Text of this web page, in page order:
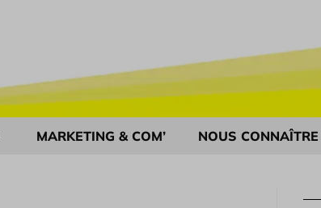
MARKETING & COM’ NOUS CONNAÎTRE